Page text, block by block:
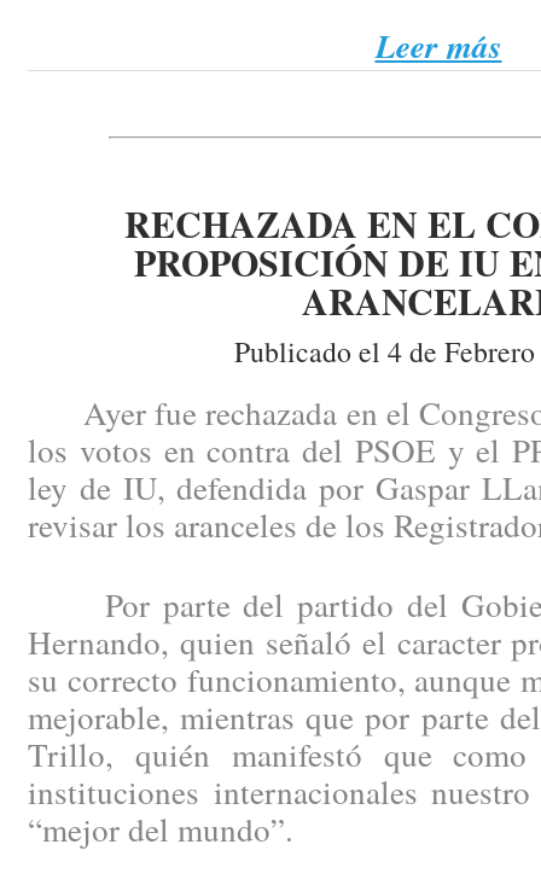
Leer más
RECHAZADA EN EL
PROPOSICIÓN DE IU
Publicado el 4 de
Ayer fue rechazada en el
los votos en contra del PSOE y el
ley de IU, defendida por Gaspar
revisar los aranceles de los
Por parte del partido del
Hernando, quien señaló el caracter
su correcto funcionamiento, aunque
mejorable, mientras que por parte
Trillo, quién manifestó que como
instituciones internacionales
“mejor del mundo”.